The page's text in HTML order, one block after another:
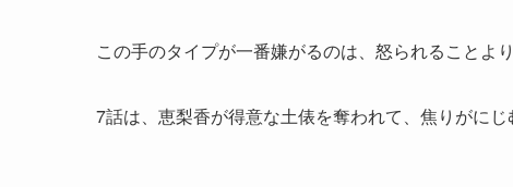
この手のタイプが一番嫌がるのは、怒られることよ
7話は、恵梨香が得意な土俵を奪われて、焦りがにじ